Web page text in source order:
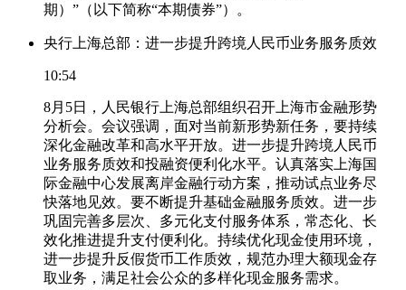
期）”（以下简称“本期债券”）。
央行上海总部：进一步提升跨境人民币业务服务质效
10:54
8月5日，人民银行上海总部组织召开上海市金融形势
分析会。会议强调，面对当前新形势新任务，要持续
深化金融改革和高水平开放。进一步提升跨境人民币
业务服务质效和投融资便利化水平。认真落实上海国
际金融中心发展离岸金融行动方案，推动试点业务尽
快落地见效。要不断提升基础金融服务质效。进一步
巩固完善多层次、多元化支付服务体系，常态化、长
效化推进提升支付便利化。持续优化现金使用环境，
进一步提升反假货币工作质效，规范办理大额现金存
取业务，满足社会公众的多样化现金服务需求。